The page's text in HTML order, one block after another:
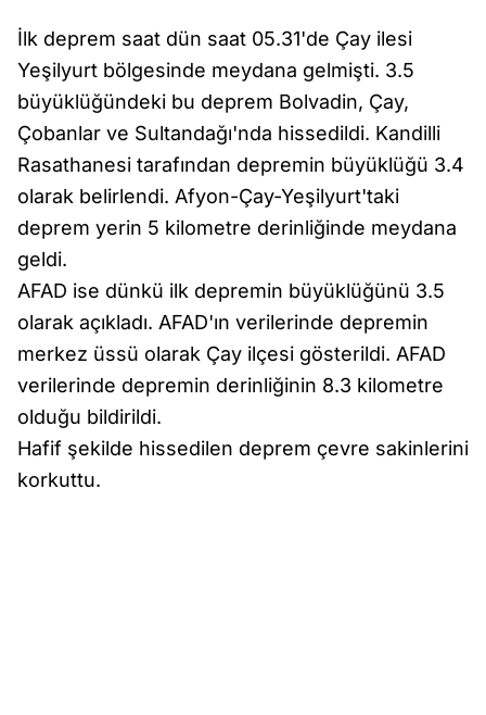
İlk deprem saat dün saat 05.31'de Çay ilesi
Yeşilyurt bölgesinde meydana gelmişti. 3.5
büyüklüğündeki bu deprem Bolvadin, Çay,
Çobanlar ve Sultandağı'nda hissedildi. Kandilli
Rasathanesi tarafından depremin büyüklüğü 3.4
olarak belirlendi. Afyon-Çay-Yeşilyurt'taki
deprem yerin 5 kilometre derinliğinde meydana
geldi.
AFAD ise dünkü ilk depremin büyüklüğünü 3.5
olarak açıkladı. AFAD'ın verilerinde depremin
merkez üssü olarak Çay ilçesi gösterildi. AFAD
verilerinde depremin derinliğinin 8.3 kilometre
olduğu bildirildi.
Hafif şekilde hissedilen deprem çevre sakinlerini
korkuttu.